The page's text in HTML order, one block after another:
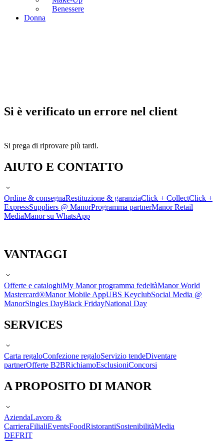
Benessere
Donna
Si è verificato un errore nel client
Si prega di riprovare più tardi.
AIUTO E CONTATTO
Ordine & consegnaRestituzione & garanziaClick + CollectClick +
ExpressSuppliers @ ManorProgramma partnerManor Retail
MediaManor su WhatsApp
VANTAGGI
Offerte e cataloghiMy Manor programma fedeltàManor World
Mastercard®Manor Mobile AppUBS KeyclubSocial Media @
ManorSingles DayBlack FridayNational Day
SERVICES
Carta regaloConfezione regaloServizio tendeDiventare
partnerOfferte B2BRichiamoEsclusioniConcorsi
A PROPOSITO DI MANOR
AziendaLavoro &
CarrieraFilialiEventsFoodRistorantiSostenibilitàMedia
DEFRIT